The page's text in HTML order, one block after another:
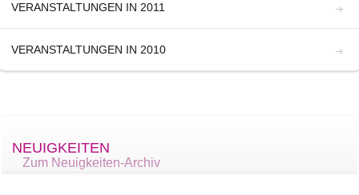
VERANSTALTUNGEN IN 2011
VERANSTALTUNGEN IN 2010
NEUIGKEITEN
Zum Neuigkeiten-Archiv